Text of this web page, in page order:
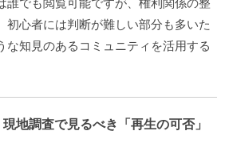
初心者には判断が難しい部分も多いた
な知見のあるコミュニティを活用する
地調査で見るべき「再生の可否」